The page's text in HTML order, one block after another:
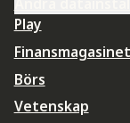
Play
Finansmagasinet
Börs
Vetenskap